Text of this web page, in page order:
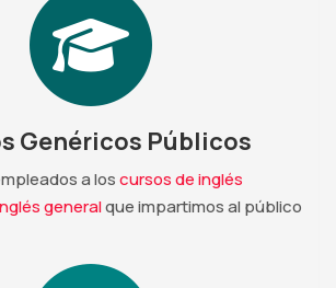
Genéricos Públicos
a loscursos de inglés
generalque impartimos al público